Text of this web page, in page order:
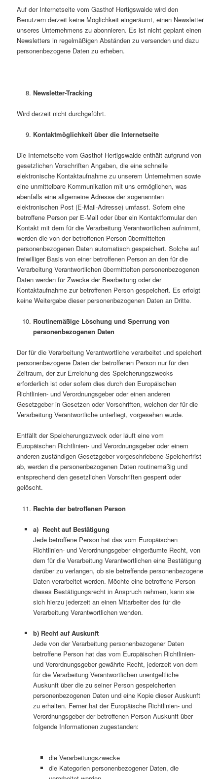
Auf der Internetseite vom Gasthof Hertigswalde wird den
Benutzern derzeit keine Möglichkeit eingeräumt, einen Newsletter
unseres Unternehmens zu abonnieren. Es ist nicht geplant einen
Newsletters in regelmäßigen Abständen zu versenden und dazu
personenbezogene Daten zu erheben.
Newsletter-Tracking
Wird derzeit nicht durchgeführt.
Kontaktmöglichkeit über die Internetseite
Die Internetseite vom Gasthof Hertigswalde enthält aufgrund von
gesetzlichen Vorschriften Angaben, die eine schnelle
elektronische Kontaktaufnahme zu unserem Unternehmen sowie
eine unmittelbare Kommunikation mit uns ermöglichen, was
ebenfalls eine allgemeine Adresse der sogenannten
elektronischen Post (E-Mail-Adresse) umfasst. Sofern eine
betroffene Person per E-Mail oder über ein Kontaktformular den
Kontakt mit dem für die Verarbeitung Verantwortlichen aufnimmt,
werden die von der betroffenen Person übermittelten
personenbezogenen Daten automatisch gespeichert. Solche auf
freiwilliger Basis von einer betroffenen Person an den für die
Verarbeitung Verantwortlichen übermittelten personenbezogenen
Daten werden für Zwecke der Bearbeitung oder der
Kontaktaufnahme zur betroffenen Person gespeichert. Es erfolgt
keine Weitergabe dieser personenbezogenen Daten an Dritte.
Routinemäßige Löschung und Sperrung von
personenbezogenen Daten
Der für die Verarbeitung Verantwortliche verarbeitet und speichert
personenbezogene Daten der betroffenen Person nur für den
Zeitraum, der zur Erreichung des Speicherungszwecks
erforderlich ist oder sofern dies durch den Europäischen
Richtlinien- und Verordnungsgeber oder einen anderen
Gesetzgeber in Gesetzen oder Vorschriften, welchen der für die
Verarbeitung Verantwortliche unterliegt, vorgesehen wurde.
Entfällt der Speicherungszweck oder läuft eine vom
Europäischen Richtlinien- und Verordnungsgeber oder einem
anderen zuständigen Gesetzgeber vorgeschriebene Speicherfrist
ab, werden die personenbezogenen Daten routinemäßig und
entsprechend den gesetzlichen Vorschriften gesperrt oder
gelöscht.
Rechte der betroffenen Person
a) Recht auf Bestätigung
Jede betroffene Person hat das vom Europäischen
Richtlinien- und Verordnungsgeber eingeräumte Recht, von
dem für die Verarbeitung Verantwortlichen eine Bestätigung
darüber zu verlangen, ob sie betreffende personenbezogene
Daten verarbeitet werden. Möchte eine betroffene Person
dieses Bestätigungsrecht in Anspruch nehmen, kann sie
sich hierzu jederzeit an einen Mitarbeiter des für die
Verarbeitung Verantwortlichen wenden.
b) Recht auf Auskunft
Jede von der Verarbeitung personenbezogener Daten
betroffene Person hat das vom Europäischen Richtlinien-
und Verordnungsgeber gewährte Recht, jederzeit von dem
für die Verarbeitung Verantwortlichen unentgeltliche
Auskunft über die zu seiner Person gespeicherten
personenbezogenen Daten und eine Kopie dieser Auskunft
zu erhalten. Ferner hat der Europäische Richtlinien- und
Verordnungsgeber der betroffenen Person Auskunft über
folgende Informationen zugestanden:
die Verarbeitungszwecke
die Kategorien personenbezogener Daten, die